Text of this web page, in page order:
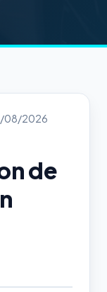
08/2026
de